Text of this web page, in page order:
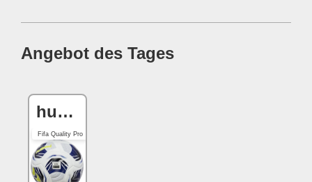
Angebot des Tages
hummel hmlLEGACY
Fifa Quality Pro